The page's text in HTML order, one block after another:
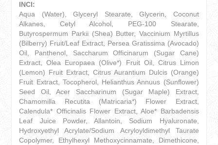
INCI:
Aqua (Water), Glyceryl Stearate, Glycerin, Coconut
Alkanes, Cetyl Alcohol, PEG-100 Stearate,
Butyrospermum Parkii (Shea) Butter, Vaccinium Myrtillus
(Bilberry) Fruit/Leaf Extract, Persea Gratissima (Avocado)
Oil, Panthenol, Saccharum Officinarum (Sugar Cane)
Extract, Olea Europaea (Olive*) Fruit Oil, Citrus Limon
(Lemon) Fruit Extract, Citrus Aurantium Dulcis (Orange)
Fruit Extract, Tocopherol, Helianthus Annuus (Sunflower)
Seed Oil, Acer Saccharinum (Sugar Maple) Extract,
Chamomilla Recutita (Matricaria*) Flower Extract,
Calendula* Officinalis Flower Extract, Aloe* Barbadensis
Leaf Juice Powder, Allantoin, Sodium Hyaluronate,
Hydroxyethyl Acrylate/Sodium Acryloyldimethyl Taurate
Copolymer, Ethylhexyl Methoxycinnamate, Dimethicone,